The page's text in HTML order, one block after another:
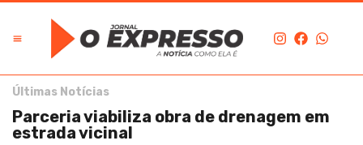
Últimas Notícias
Parceria viabiliza obra de drenagem em
estrada vicinal